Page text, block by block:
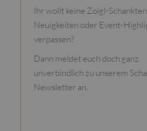
Ihr wollt keine Zoigl-
Neuigkeiten oder Event-
verpassen?
Dann meldet euch doch ganz
unverbindlich zu unserem
Newsletter an.